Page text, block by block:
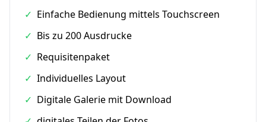
✓ Einfache Bedienung mittels Touchscreen
✓ Bis zu 200 Ausdrucke
✓ Requisitenpaket
✓ Individuelles Layout
✓ Digitale Galerie mit Download